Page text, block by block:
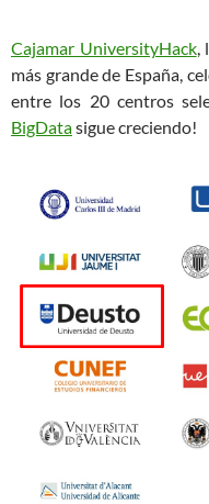
Cajamar UniversityHack,
más grande de España,
entre los 20 centros
BigDatasigue creciendo!